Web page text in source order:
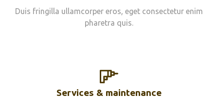
Duis fringilla ullamcorper eros, eget consectetur enim
pharetra quis.
Services & maintenance